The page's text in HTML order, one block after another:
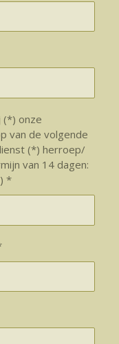
(*) onze
van de volgende
(*) herroep/
van 14 dagen:
*